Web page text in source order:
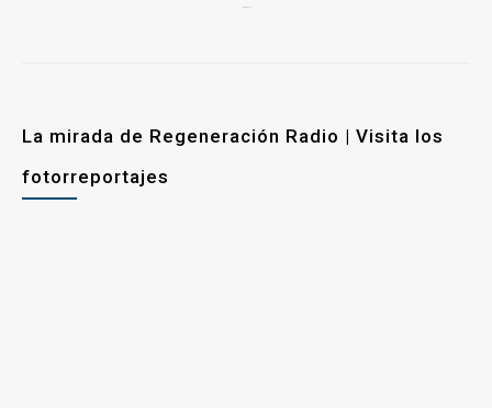
La mirada de Regeneración Radio | Visita los
fotorreportajes